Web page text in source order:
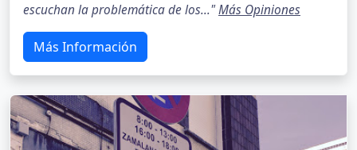
escuchan la problemática de los..."Más Opiniones
Más Información